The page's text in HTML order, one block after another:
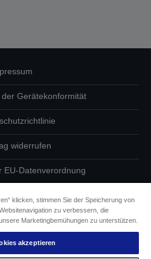
Gerätekonformität
widerrufen
EU-Datenverordnung
zu Cookies
für Barrierefreiheit
klicken, stimmen Sie der Speicherung von
zu verbessern, die
Marketingbemühungen zu unterstützen.
akzeptieren